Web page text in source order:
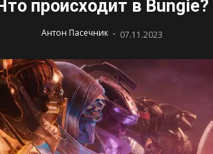
происходит в Bungie?
Антон Пасечник - 07.11.2023